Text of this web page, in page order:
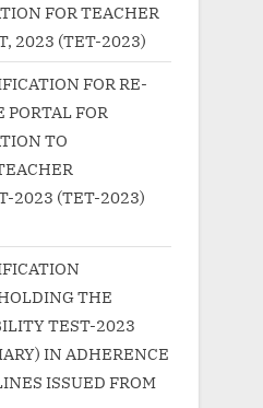
FOR TEACHER
2023 (TET-2023)
FOR RE-
PORTAL FOR
TO
2023 (TET-2023)
THE
TEST-2023
IN ADHERENCE
ISSUED FROM